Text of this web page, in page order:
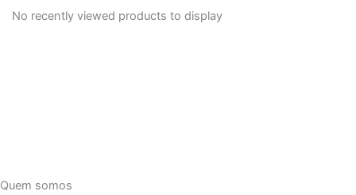
No recently viewed products to display
Quem somos